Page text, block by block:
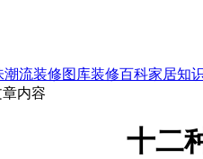
潮流装修图库装修百科家居知
内容
十二